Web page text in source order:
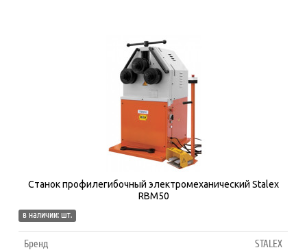
Станок профилегибочный электромеханический Stalex
RBM50
в наличии: шт.
Бренд STALEX